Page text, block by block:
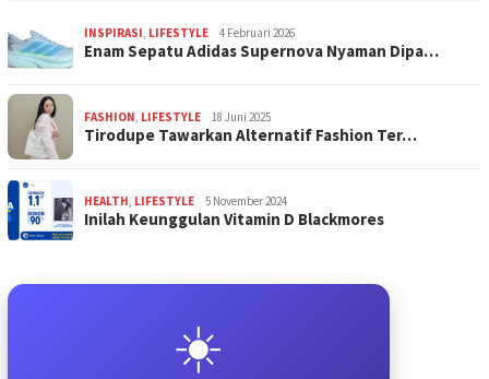
INSPIRASI, LIFESTYLE 4 Februari 2026
Enam Sepatu Adidas Supernova Nyaman Dipa…
FASHION, LIFESTYLE 18 Juni 2025
Tirodupe Tawarkan Alternatif Fashion Ter…
HEALTH, LIFESTYLE 5 November 2024
Inilah Keunggulan Vitamin D Blackmores
☀️